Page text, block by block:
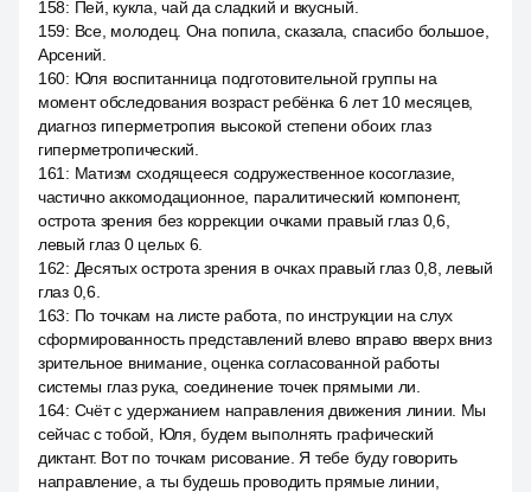
158: Пей, кукла, чай да сладкий и вкусный.
159: Все, молодец. Она попила, сказала, спасибо большое,
Арсений.
160: Юля воспитанница подготовительной группы на
момент обследования возраст ребёнка 6 лет 10 месяцев,
диагноз гиперметропия высокой степени обоих глаз
гиперметропический.
161 : Матизм сходящееся содружественное косоглазие,
частично аккомодационное, паралитический компонент,
острота зрения без коррекции очками правый глаз 0,6,
левый глаз 0 целых 6.
162: Десятых острота зрения в очках правый глаз 0,8, левый
глаз 0,6.
163: По точкам на листе работа, по инструкции на слух
сформированность представлений влево вправо вверх вниз
зрительное внимание, оценка согласованной работы
системы глаз рука, соединение точек прямыми ли.
164: Счёт с удержанием направления движения линии. Мы
сейчас с тобой, Юля, будем выполнять графический
диктант. Вот по точкам рисование. Я тебе буду говорить
направление, а ты будешь проводить прямые линии,